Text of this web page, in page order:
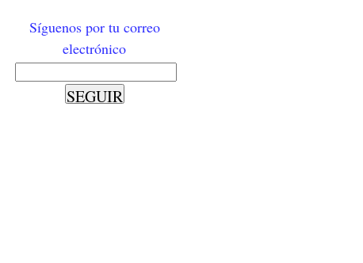
Síguenos por tu correo
electrónico